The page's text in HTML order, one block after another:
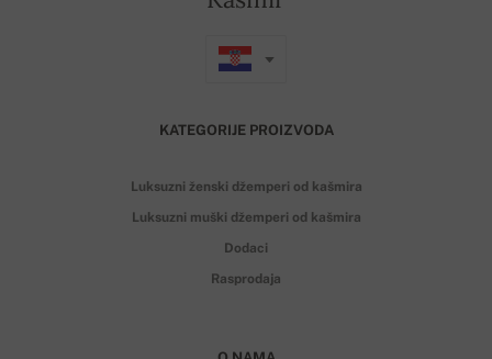
KATEGORIJE PROIZVODA
Luksuzni ženski džemperi od kašmira
Luksuzni muški džemperi od kašmira
Dodaci
Rasprodaja